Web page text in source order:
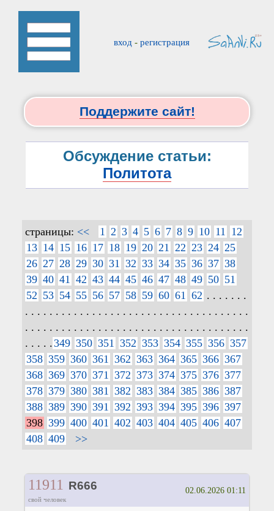
вход - регистрация
Поддержите сайт!
Обсуждение статьи:
Политота
страницы: << 1 2 3 4 5 6 7 8 9 10 11
12
13 14 15 16 17 18 19 20 21 22 23 24 25
26 27 28 29 30 31 32 33 34 35 36 37 38
39 40 41 42 43 44 45 46 47 48 49 50 51
52 53 54 55 56 57 58 59 60 61 62 . . . . . . .
. . . . . . . . . . . . . . . . . . . . . . . . . . . . . . . . . . . . .
. . . . . . . . . . . . . . . . . . . . . . . . . . . . . . . . . . . . .
. . . . .349 350 351 352 353 354 355 356 357
358 359 360 361 362 363 364 365 366 367
368 369 370 371 372 373 374 375 376 377
378 379 380 381 382 383 384 385 386 387
388 389 390 391 392 393 394 395 396 397
398 399 400 401 402 403 404 405 406 407
408 409 >>
11911 R666
свой человек
02.06.2026 01:11